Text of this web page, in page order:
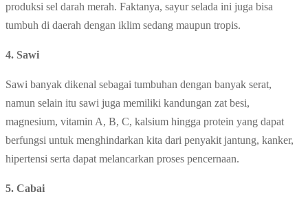
produksi sel darah merah. Faktanya, sayur selada ini juga bisa
tumbuh di daerah dengan iklim sedang maupun tropis.
4. Sawi
Sawi banyak dikenal sebagai tumbuhan dengan banyak serat,
namun selain itu sawi juga memiliki kandungan zat besi,
magnesium, vitamin A, B, C, kalsium hingga protein yang dapat
berfungsi untuk menghindarkan kita dari penyakit jantung, kanker,
hipertensi serta dapat melancarkan proses pencernaan.
5. Cabai